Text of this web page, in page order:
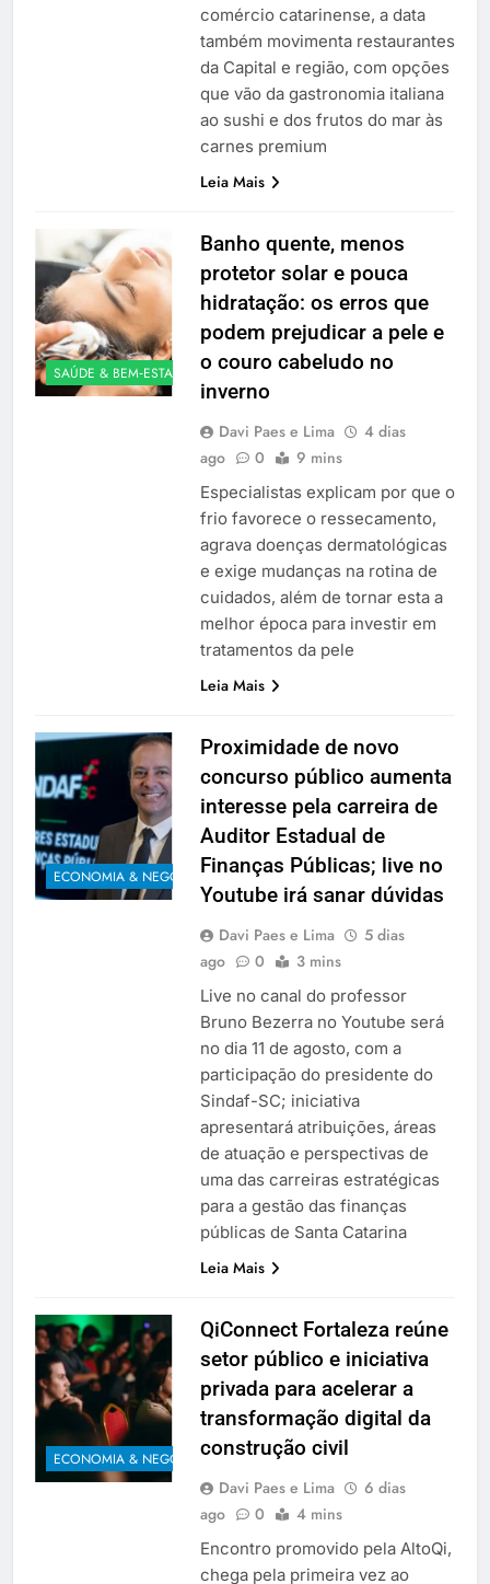
comércio catarinense, a data
também movimenta restaurantes
da Capital e região, com opções
que vão da gastronomia italiana
ao sushi e dos frutos do mar às
carnes premium
Leia Mais
SAÚDE & BEM‑ESTAR
Banho quente, menos
protetor solar e pouca
hidratação: os erros que
podem prejudicar a pele e
o couro cabeludo no
inverno
Davi Paes e Lima
4 dias
ago
0 9 mins
Especialistas explicam por que o
frio favorece o ressecamento,
agrava doenças dermatológicas
e exige mudanças na rotina de
cuidados, além de tornar esta a
melhor época para investir em
tratamentos da pele
Leia Mais
ECONOMIA & NEGÓCIOS
Proximidade de novo
concurso público aumenta
interesse pela carreira de
Auditor Estadual de
Finanças Públicas; live no
Youtube irá sanar dúvidas
Davi Paes e Lima
5 dias
ago
0 3 mins
Live no canal do professor
Bruno Bezerra no Youtube será
no dia 11 de agosto, com a
participação do presidente do
Sindaf-SC; iniciativa
apresentará atribuições, áreas
de atuação e perspectivas de
uma das carreiras estratégicas
para a gestão das finanças
públicas de Santa Catarina
Leia Mais
ECONOMIA & NEGÓCIOS
QiConnect Fortaleza reúne
setor público e iniciativa
privada para acelerar a
transformação digital da
construção civil
Davi Paes e Lima
6 dias
ago
0 4 mins
Encontro promovido pela AltoQi,
chega pela primeira vez ao